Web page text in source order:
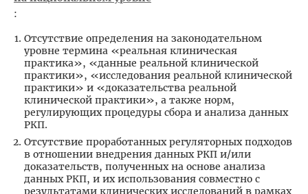
:
Отсутствие определения на законодательном
уровне термина «реальная клиническая
практика», «данные реальной клинической
практики», «исследования реальной клинической
практики» и «доказательства реальной
клинической практики», а также норм,
регулирующих процедуры сбора и анализа данных
РКП.
Отсутствие проработанных регуляторных подходов
в отношении внедрения данных РКП и/или
доказательств, полученных на основе анализа
данных РКП, и их использования совместно с
результатами клинических исследований в рамках